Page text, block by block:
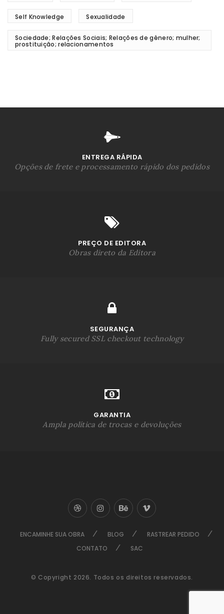
Self Knowledge Sexualidade
Sociedade; Relações Sociais; Relações de gênero; mulher;
prostituição; relacionamentos
ENTREGA RÁPIDA
Opções de frete e processamento rápido dos pedidos
PREÇO DE EDITORA
Obras direto da Editora
SEGURANÇA
Fully secured SSL checkout technology
GARANTIA
Ampla política de trocas e devoluções
ENCAMINHE SUA OBRA BLOG
RASTREAR PEDIDO
CONTATO
SAC
© Copyright 2026. Todos os direitos reservados.